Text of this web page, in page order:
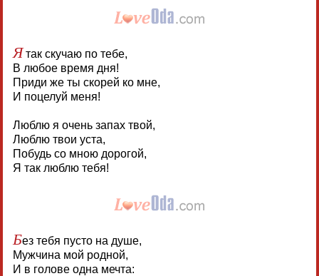
Ятак скучаю по тебе,
В любое время дня!
Приди же ты скорей ко мне,
И поцелуй меня!
Люблю я очень запах твой,
Люблю твои уста,
Побудь со мною дорогой,
Я так люблю тебя!
Без тебя пусто на душе,
Мужчина мой родной,
И в голове одна мечта: